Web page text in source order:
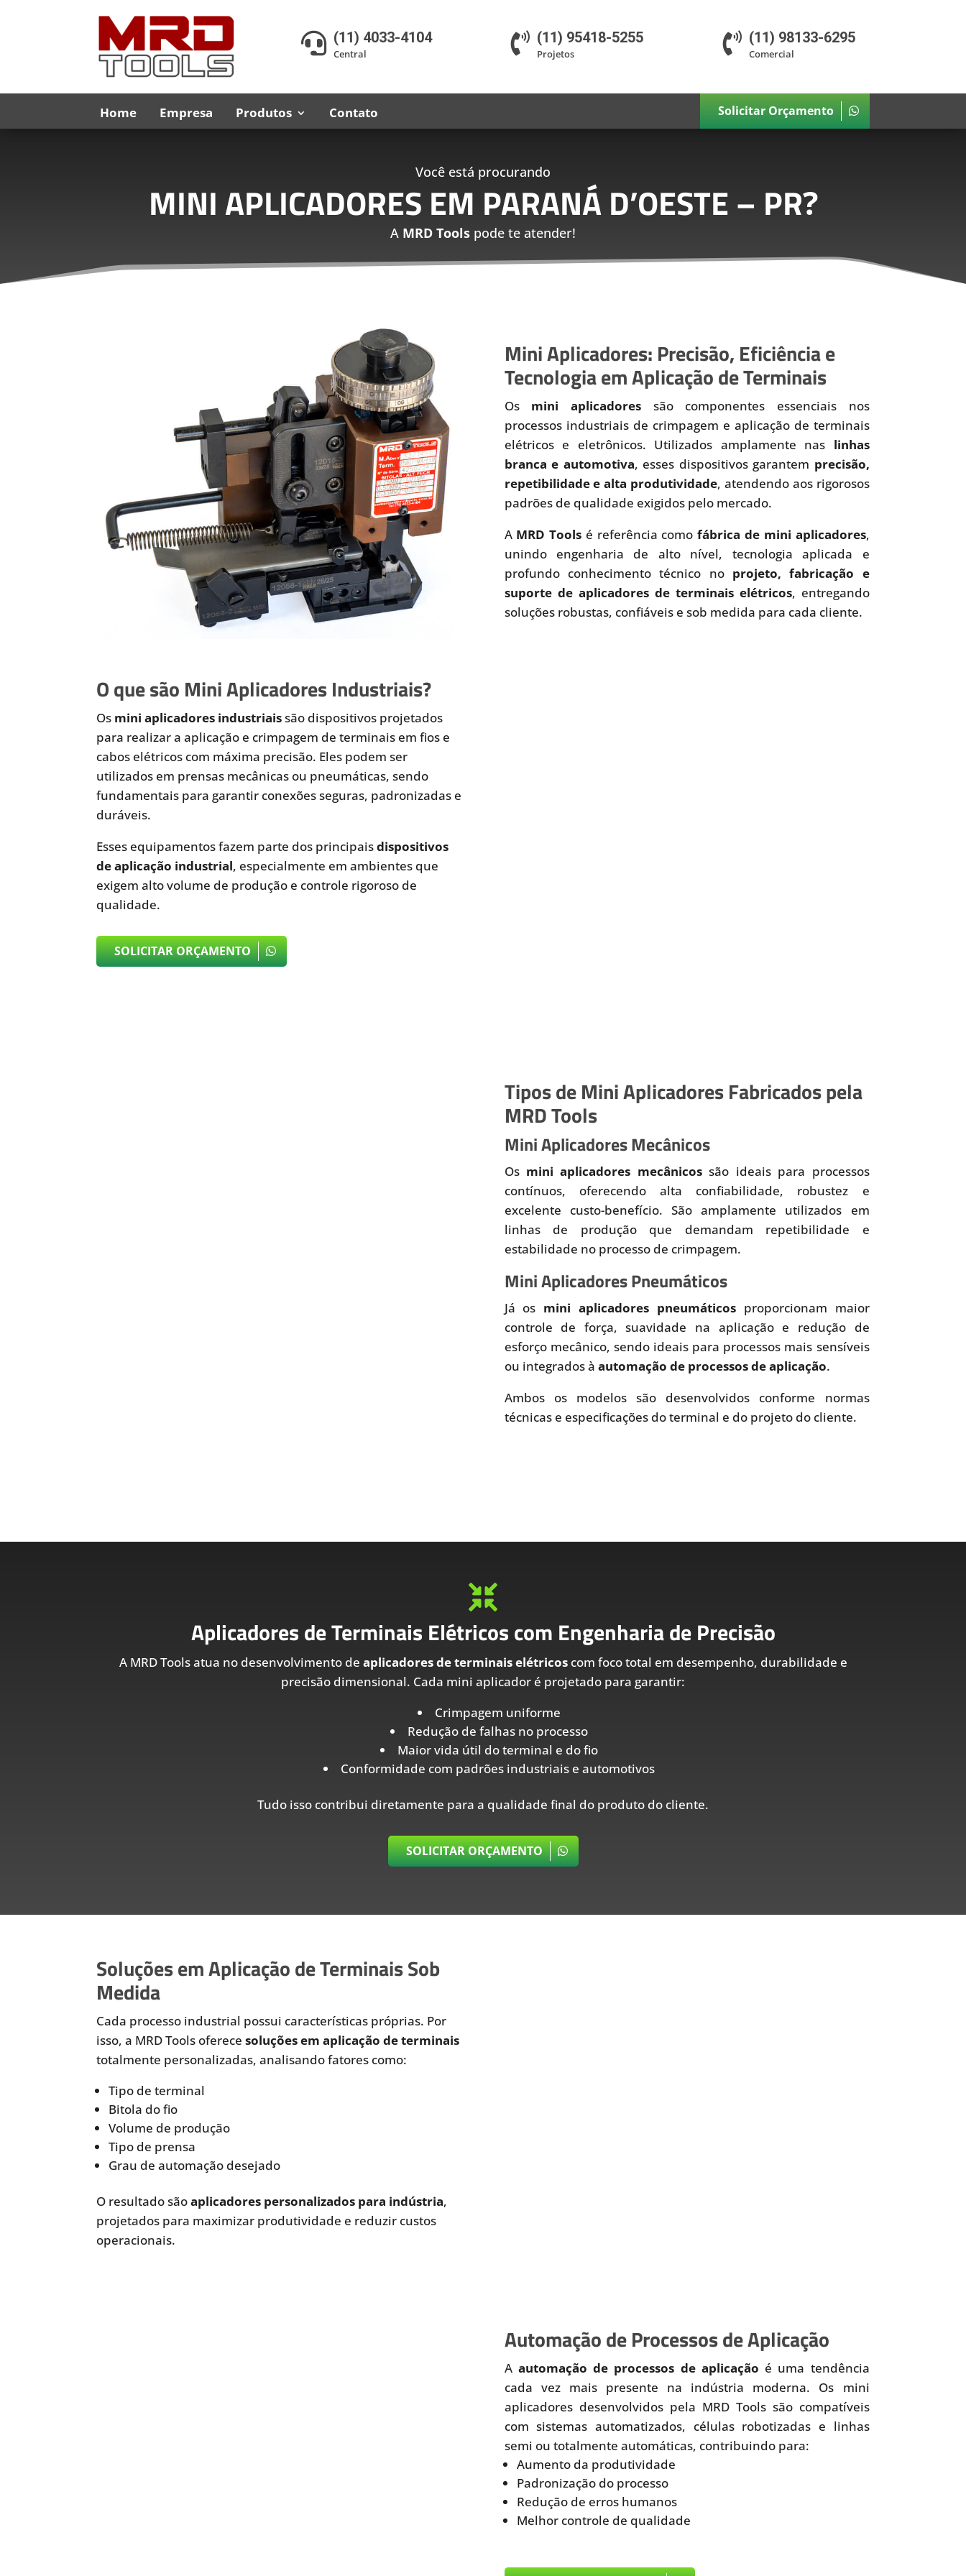
 (11) 4033-4104
Central  (11) 95418-5255
Projetos  (11) 98133-6295
Comercial
Home Empresa Produtos Contato Solicitar Orçamento
Você está procurando
MINI APLICADORES EM PARANÁ D’OESTE – PR?
A MRD Tools pode te atender!
Mini Aplicadores: Precisão, Eficiência e
Tecnologia em Aplicação de Terminais
Os mini aplicadoressão componentes essenciais nos
processos industriais de crimpagem e aplicação de terminais
elétricos e eletrônicos. Utilizados amplamente nas linhas
branca e automotiva, esses dispositivos garantem precisão,
repetibilidade e alta produtividade, atendendo aos rigorosos
padrões de qualidade exigidos pelo mercado.
A MRD Tools é referência comofábrica de mini aplicadores,
unindo engenharia de alto nível, tecnologia aplicada e
profundo conhecimento técnico no projeto, fabricação e
suporte de aplicadores de terminais elétricos, entregando
soluções robustas, confiáveis e sob medida para cada cliente.
O que são Mini Aplicadores Industriais?
Os mini aplicadores industriaissão dispositivos projetados
para realizar a aplicação e crimpagem de terminais em fios e
cabos elétricos com máxima precisão. Eles podem ser
utilizados em prensas mecânicas ou pneumáticas, sendo
fundamentais para garantir conexões seguras, padronizadas e
duráveis.
Esses equipamentos fazem parte dos principaisdispositivos
de aplicação industrial, especialmente em ambientes que
exigem alto volume de produção e controle rigoroso de
qualidade.
SOLICITAR ORÇAMENTO
Tipos de Mini Aplicadores Fabricados pela
MRD Tools
Mini Aplicadores Mecânicos
Os mini aplicadores mecânicossão ideais para processos
contínuos, oferecendo alta confiabilidade, robustez e
excelente custo-benefício. São amplamente utilizados em
linhas de produção que demandam repetibilidade e
estabilidade no processo de crimpagem.
Mini Aplicadores Pneumáticos
Já os mini aplicadores pneumáticosproporcionam maior
controle de força, suavidade na aplicação e redução de
esforço mecânico, sendo ideais para processos mais sensíveis
ou integrados à automação de processos de aplicação.
Ambos os modelos são desenvolvidos conforme normas
técnicas e especificações do terminal e do projeto do cliente.

Aplicadores de Terminais Elétricos com Engenharia de Precisão
A MRD Tools atua no desenvolvimento de aplicadores de terminais elétricoscom foco total em desempenho, durabilidade e
precisão dimensional. Cada mini aplicador é projetado para garantir:
Crimpagem uniforme
Redução de falhas no processo
Maior vida útil do terminal e do fio
Conformidade com padrões industriais e automotivos
Tudo isso contribui diretamente para a qualidade final do produto do cliente.
SOLICITAR ORÇAMENTO
Soluções em Aplicação de Terminais Sob
Medida
Cada processo industrial possui características próprias. Por
isso, a MRD Tools oferecesoluções em aplicação de terminais
totalmente personalizadas, analisando fatores como:
Tipo de terminal
Bitola do fio
Volume de produção
Tipo de prensa
Grau de automação desejado
O resultado sãoaplicadores personalizados para indústria,
projetados para maximizar produtividade e reduzir custos
operacionais.
Automação de Processos de Aplicação
A automação de processos de aplicação é uma tendência
cada vez mais presente na indústria moderna. Os mini
aplicadores desenvolvidos pela MRD Tools são compatíveis
com sistemas automatizados, células robotizadas e linhas
semi ou totalmente automáticas, contribuindo para:
Aumento da produtividade
Padronização do processo
Redução de erros humanos
Melhor controle de qualidade